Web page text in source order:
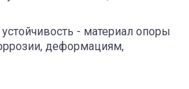
устойчивость - материал опоры
деформациям,